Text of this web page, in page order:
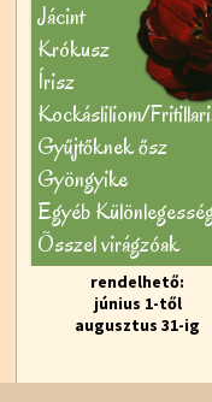
Jácint
Krókusz
Írisz
Kockásliliom/
Gyűjtőknek ősz
Gyöngyike
Egyéb
Õsszel virágzóak
rendelhető:
június 1-től
augusztus 31-ig